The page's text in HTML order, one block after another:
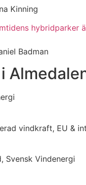
Kinning
hybridparker
Badman
vindkraft, EU &
Svensk Vindenergi